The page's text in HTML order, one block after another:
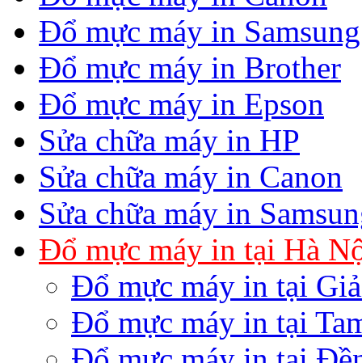
Đổ mực máy in Samsung
Đổ mực máy in Brother
Đổ mực máy in Epson
Sửa chữa máy in HP
Sửa chữa máy in Canon
Sửa chữa máy in
Đổ mực máy in tại Hà
Đổ mực máy in tại
Đổ mực máy in tại